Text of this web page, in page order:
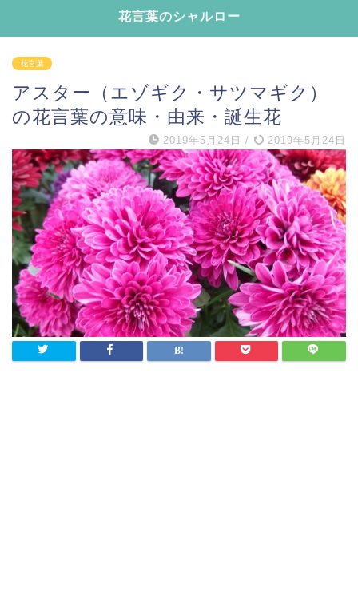
花言葉のシャルロー
花言葉
アスター（エゾギク・サツマギク）
の花言葉の意味・由来・誕生花
2019年5月24日 / 2019年5月24日